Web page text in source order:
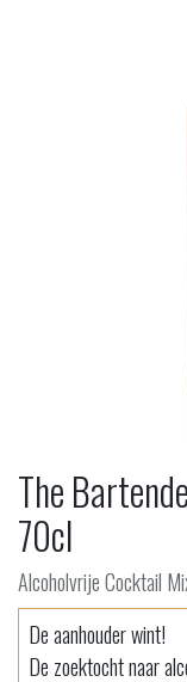
The
70cl
Alcoholvrije Cocktail
De aanhouder wint!
De zoektocht naar